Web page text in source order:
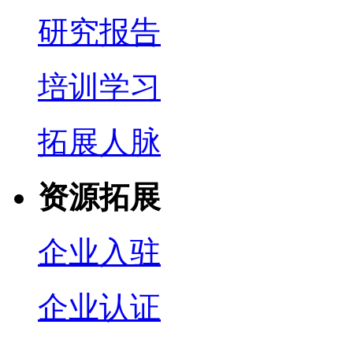
研究报告
培训学习
拓展人脉
资源拓展
企业入驻
企业认证